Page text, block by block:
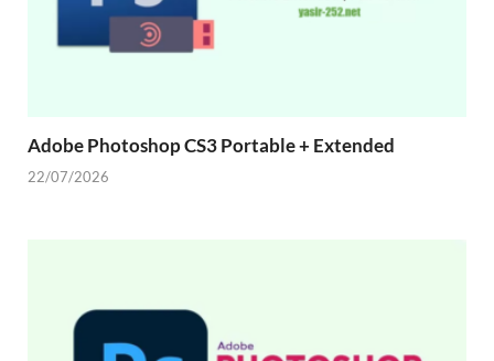
Adobe Photoshop CS3 Portable + Extended
22/07/2026